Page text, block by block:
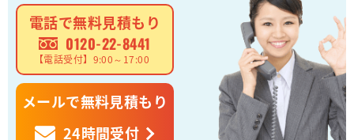
電話で無料見積もり
0120-22-8441
【電話受付】9:00～17:00
メールで無料見積もり
24時間受付